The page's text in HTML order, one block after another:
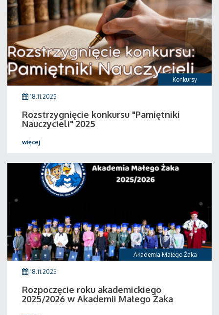
Konkursy
18.11.2025
Rozstrzygnięcie konkursu "Pamiętniki
Nauczycieli" 2025
więcej
Akademia Małego Żaka
18.11.2025
Rozpoczęcie roku akademickiego
2025/2026 w Akademii Małego Żaka